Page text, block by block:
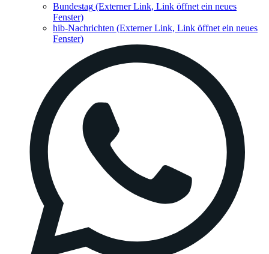
Bundestag (Externer Link, Link öffnet ein neues
Fenster)
hib-Nachrichten (Externer Link, Link öffnet ein neues
Fenster)